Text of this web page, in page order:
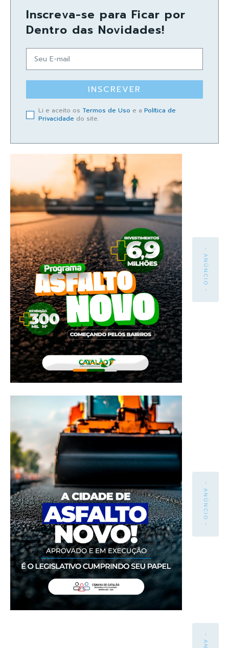
Inscreva-se para Ficar por
Dentro das Novidades!
INSCREVER
Li e aceito os Termos de Uso e a Política de
Privacidade do site.
- ANÚNCIO -
- ANÚNCIO -